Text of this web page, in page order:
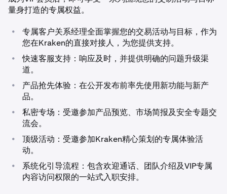
Kraken Pro 现货
$7,500,000
Kraken Pro 合约
$39,750,000
$476,700,000
Kraken Pro 杠杆
< $10K
0.25% / 0.4%
$10K – $50K
0.2% / 0.35%
0.02% / 0.05%
$50K – $100K
量身打造的专属权益。
•
专属客户关系经理全面掌握您的交易活动与目标，作为
您在Kraken的直接对接人，为您提供支持。
•
快速客服支持：响应及时，并提供明确的问题升级渠
道。
•
产品抢先体验：在公开发布前率先使用新功能与新产
品。
•
私密专场：受邀参加产品预览、市场简报及安全专题交
流会。
•
顶级活动：受邀参加Kraken精心策划的专属体验活
动。
•
系统化引导流程：包含欢迎通话、团队介绍及VIP专属
内容访问权限的一站式入职安排。